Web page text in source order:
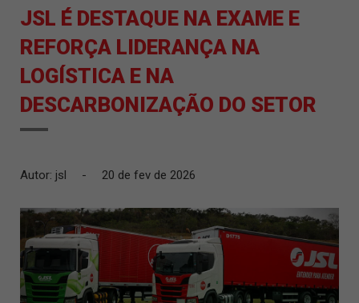
JSL É DESTAQUE NA EXAME E
REFORÇA LIDERANÇA NA
LOGÍSTICA E NA
DESCARBONIZAÇÃO DO SETOR
Autor: jsl - 20 de fev de 2026